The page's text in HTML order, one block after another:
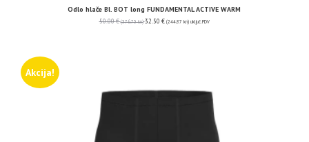
Odlo hlače Bl. BOT long FUNDAMENTAL ACTIVE WARM
50.00€ (376.73 kn) 32.50 € (244.87 kn) uključ. PDV
Akcija!